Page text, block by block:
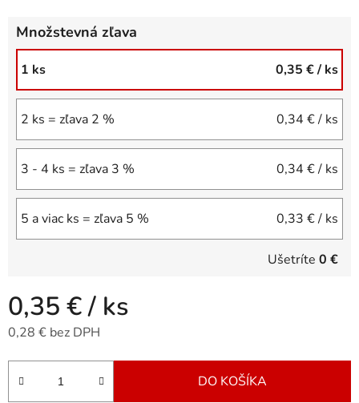
Množstevná zľava
1 ks 0,35 €/ ks
2 ks = zľava 2 % 0,34 €/ ks
3 - 4 ks = zľava 3 % 0,34 €/ ks
5 a viac ks = zľava 5 % 0,33 €/ ks
Ušetríte 0 €
0,35 €/ ks
0,28 € bez DPH
Jednotková cena:
DO KOŠÍKA